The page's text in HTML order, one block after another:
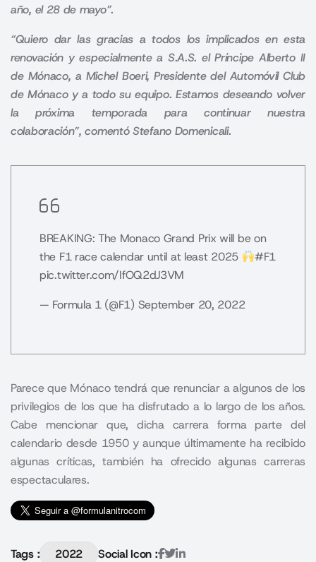
año, el 28 de mayo”.
“Quiero dar las gracias a todos los implicados en esta
renovación y especialmente a S.A.S. el Príncipe Alberto II
de Mónaco, a Michel Boeri, Presidente del Automóvil Club
de Mónaco y a todo su equipo. Estamos deseando volver
la próxima temporada para continuar nuestra
colaboración”, comentó Stefano Domenicali.
BREAKING: The Monaco Grand Prix will be on
the F1 race calendar until at least 2025
#F1
pic.twitter.com/IfOQ2dJ3VM
— Formula 1 (@F1) September 20, 2022
Parece que Mónaco tendrá que renunciar a algunos de los
privilegios de los que ha disfrutado a lo largo de los años.
Cabe mencionar que, dicha carrera forma parte del
calendario desde 1950 y aunque últimamente ha recibido
algunas críticas, también ha ofrecido algunas carreras
espectaculares.
Tags : 2022 Social Icon :